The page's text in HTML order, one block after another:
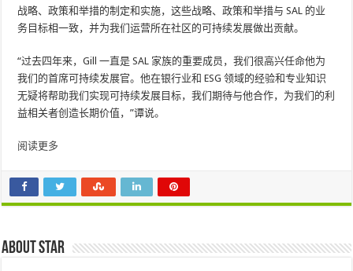
战略、政策和举措的制定和实施，这些战略、政策和举措与 SAL 的业
务目标相一致，并为我们运营所在社区的可持续发展做出贡献。
“过去四年来，Gill 一直是 SAL 家族的重要成员，我们很高兴任命他为
我们的首席可持续发展官。他在银行业和 ESG 领域的经验和专业知识
无疑将帮助我们实现可持续发展目标，我们期待与他合作，为我们的利
益相关者创造长期价值，”谭说。
阅读更多
About star